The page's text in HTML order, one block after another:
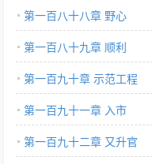
第一百八十八章 野心
第一百八十九章 顺利
第一百九十章 示范工程
第一百九十一章 入市
第一百九十二章 又升官